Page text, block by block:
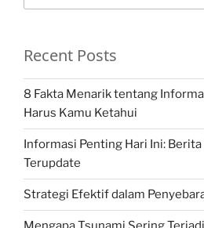
Recent Posts
8 Fakta Menarik tentang
Harus Kamu Ketahui
Informasi Penting Hari Ini: Berita
Terupdate
Strategi Efektif dalam